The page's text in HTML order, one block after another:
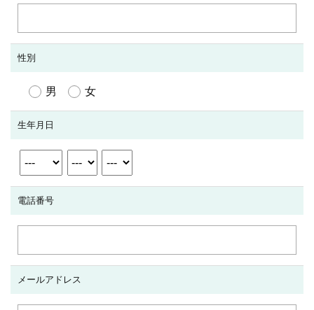
性別
男 女
生年月日
電話番号
メールアドレス